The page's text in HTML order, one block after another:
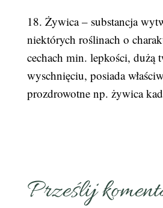
18. Żywica – substancja
niektórych roślinach o
cechach min. lepkości, dużą
wyschnięciu, posiada
prozdrowotne np. żywica
Prześlij